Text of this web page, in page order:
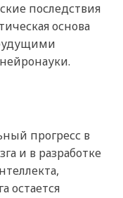
последствия
основа
прогресс в
и в разработке
остается